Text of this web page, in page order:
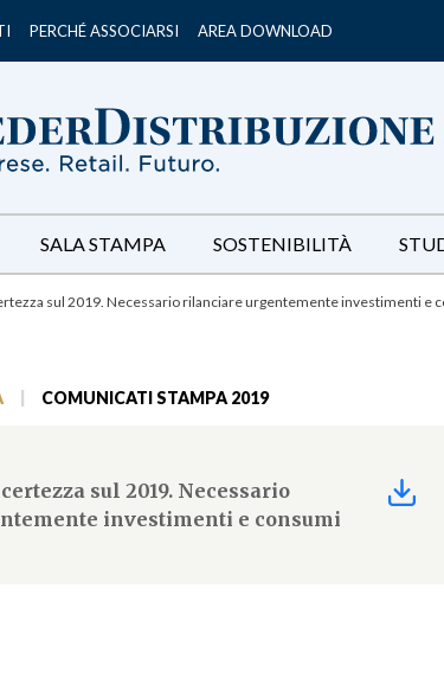
PERCHÉ ASSOCIARSI AREA DOWNLOAD
SALA STAMPA SOSTENIBILITÀ
sul 2019. Necessario rilanciare urgentemente investimenti e
COMUNICATI STAMPA 2019
sul 2019. Necessario
investimenti e consumi